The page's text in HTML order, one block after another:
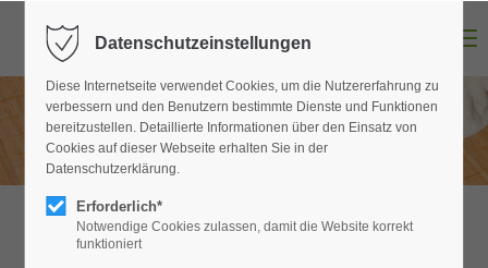
Login
Benutzername
Passwort
Datenschutzeinstellungen
Diese Internetseite verwendet Cookies, um die Nutzererfahrung zu
verbessern und den Benutzern bestimmte Dienste und Funktionen
bereitzustellen. Detaillierte Informationen über den Einsatz von
Cookies auf dieser Webseite erhalten Sie in der
Datenschutzerklärung.
Erforderlich*
Notwendige Cookies zulassen, damit die Website korrekt
funktioniert